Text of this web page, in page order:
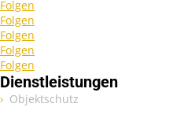
Folgen
Folgen
Folgen
Folgen
Folgen
Dienstleistungen
Objektschutz